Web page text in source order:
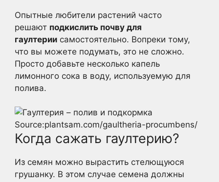
Опытные любители растений часто
решают подкислить почву для
гаултерии самостоятельно. Вопреки тому,
что вы можете подумать, это не сложно.
Просто добавьте несколько капель
лимонного сока в воду, используемую для
полива.
Source:plantsam.com/gaultheria-procumbens/
Когда сажать гаултерию?
Из семян можно вырастить стелющуюся
грушанку. В этом случае семена должны